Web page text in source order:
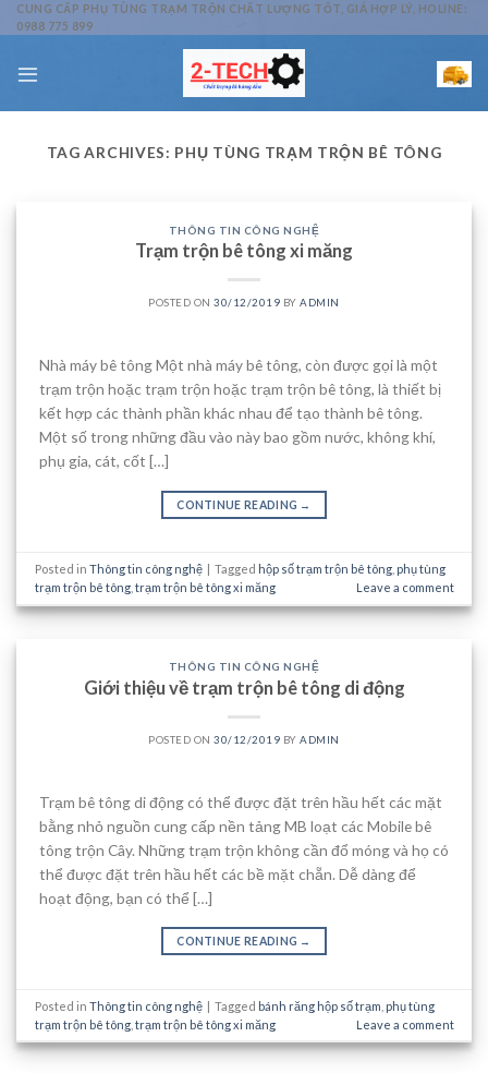
Skip
to
CUNG CẤP PHỤ TÙNG TRẠM TRỘN CHẤT LƯỢNG TỐT, GIÁ HỢP LÝ, HOLINE:
0988 775 899
TAG ARCHIVES: PHỤ TÙNG TRẠM TRỘN BÊ TÔNG
THÔNG TIN CÔNG NGHỆ
Trạm trộn bê tông xi măng
POSTED ON30/12/2019 BYADMIN
Nhà máy bê tông Một nhà máy bê tông, còn được gọi là một
trạm trộn hoặc trạm trộn hoặc trạm trộn bê tông, là thiết bị
kết hợp các thành phần khác nhau để tạo thành bê tông.
Một số trong những đầu vào này bao gồm nước, không khí,
phụ gia, cát, cốt […]
CONTINUE READING →
Posted in Thông tin công nghệ | Tagged hộp số trạm trộn bê tông, phụ tùng
trạm trộn bê tông, trạm trộn bê tông xi măng Leave a comment
THÔNG TIN CÔNG NGHỆ
Giới thiệu về trạm trộn bê tông di động
POSTED ON30/12/2019 BYADMIN
Trạm bê tông di động có thể được đặt trên hầu hết các mặt
bằng nhỏ nguồn cung cấp nền tảng MB loạt các Mobile bê
tông trộn Cây. Những trạm trộn không cần đổ móng và họ có
thể được đặt trên hầu hết các bề mặt chẵn. Dễ dàng để
hoạt động, bạn có thể […]
CONTINUE READING →
Posted in Thông tin công nghệ | Tagged bánh răng hộp số trạm phụ tùng
trạm trộn bê tông, trạm trộn bê tông xi măng Leave a comment